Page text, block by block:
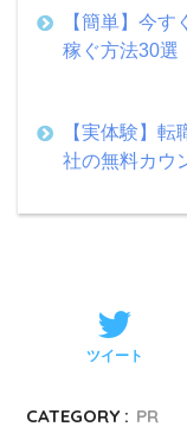
【簡単】今
稼ぐ方法30選
【実体験】
社の無料カウ
ツイート
CATEGORY : PR